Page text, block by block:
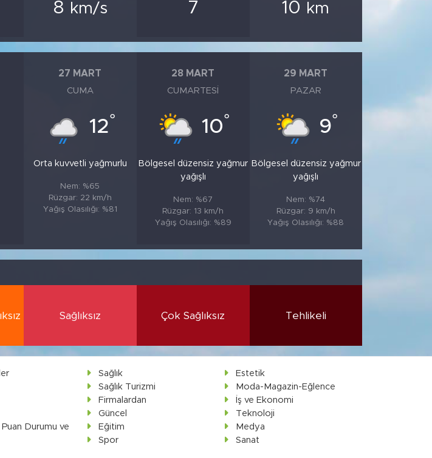
8 km/s 7 10 km
27 MART
CUMA
12°
Orta kuvvetli yağmurlu
Nem: %65
Rüzgar: 22 km/h
Yağış Olasılığı: %81
28 MART
CUMARTESI
10°
Bölgesel düzensiz yağmur
yağışlı
Nem: %67
Rüzgar: 13 km/h
Yağış Olasılığı: %89
29 MART
PAZAR
9°
Bölgesel düzensiz yağmur
yağışlı
Nem: %74
Rüzgar: 9 km/h
Yağış Olasılığı: %88
Sağlıksız Çok Sağlıksız Tehlikeli
Durumu ve
Sağlık
Estetik
Sağlık Turizmi
Moda-Magazin-Eğlence
Firmalardan
İş ve Ekonomi
Güncel
Teknoloji
Eğitim
Medya
Spor
Sanat